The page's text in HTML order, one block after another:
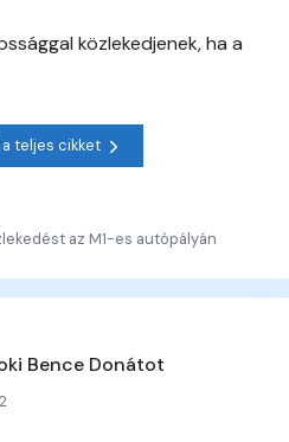
közlekedjenek, ha a
teljes cikket
az M1-es autópályán
Bence Donátot
2